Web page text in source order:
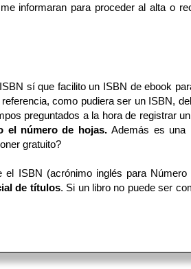
informaran para proceder al alta o
sí que facilito un ISBN de ebook
como pudiera ser un ISBN,
preguntados a la hora de registrar
el número de hojas.Además es una
gratuito?
ISBN (acrónimo inglés para Número
de títulos. Si un libro no puede ser